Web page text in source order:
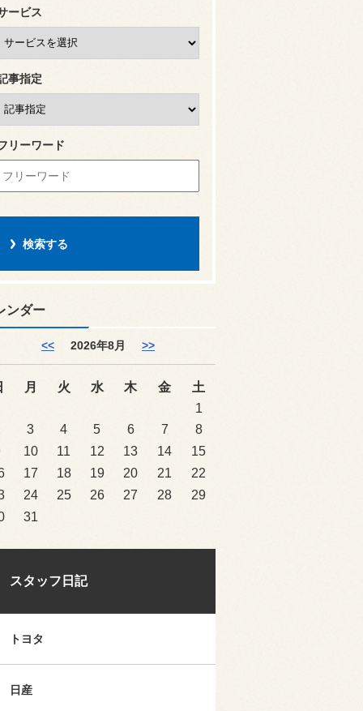
ービス
事指定
リーワード
ンダー
<< 2026年8月 >>
月 火 水 木 金
土
1
3 4 5 6 7
8
10 11 12 13 14
15
17 18 19 20 21
22
24 25 26 27 28
29
31
スタッフ日記
トヨタ
日産